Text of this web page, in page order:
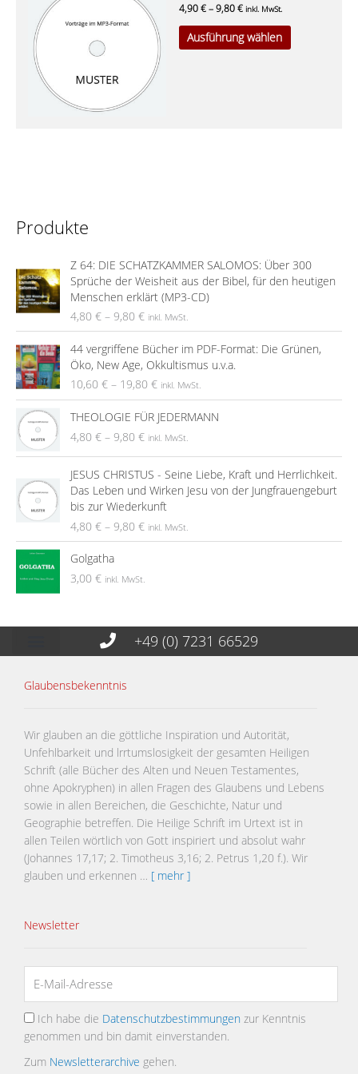
werden
4,90€–9,80€ inkl. MwSt.
Ausführung wählen
weist
Produkte
Z 64: DIE SCHATZKAMMER SALOMOS: Über 300
Sprüche der Weisheit aus der Bibel, für den heutigen
Menschen erklärt (MP3-CD)
4,80€ – 9,80€ inkl. MwSt.
44 vergriffene Bücher im PDF-Format: Die Grünen,
Öko, New Age, Okkultismus u.v.a.
10,60€ – 19,80€ inkl. MwSt.
THEOLOGIE FÜR JEDERMANN
4,80€ – 9,80€ inkl. MwSt.
JESUS CHRISTUS - Seine Liebe, Kraft und Herrlichkeit.
Das Leben und Wirken Jesu von der Jungfrauengeburt
bis zur Wiederkunft
4,80€ – 9,80€ inkl. MwSt.
Golgatha
3,00€ inkl. MwSt.
+49 (0) 7231 66529
Glaubensbekenntnis
Wir glauben an die göttliche Inspiration und Autorität,
Unfehlbarkeit und lrrtumslosigkeit der gesamten Heiligen
Schrift (alle Bücher des Alten und Neuen Testamentes,
ohne Apokryphen) in allen Fragen des Glaubens und Lebens
sowie in allen Bereichen, die Geschichte, Natur und
Geographie betreffen. Die Heilige Schrift im Urtext ist in
allen Teilen wörtlich von Gott inspiriert und absolut wahr
(Johannes 17,17; 2. Timotheus 3,16; 2. Petrus 1,20 f.). Wir
glauben und erkennen … [ mehr ]
Newsletter
Ich habe die Datenschutzbestimmungen zur Kenntnis
genommen und bin damit einverstanden.
Zum Newsletterarchive gehen.